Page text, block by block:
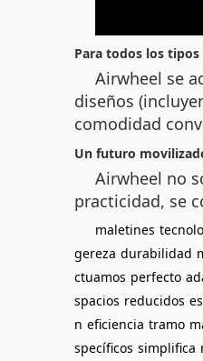
Para todos los
Airwheel se
diseños
comodidad
Un futuro
Airwheel no
practicidad, se
maletines
gereza durabilidad
ctuamos perfecto
spacios reducidos
n eficiencia tramo
specíficos simplifica